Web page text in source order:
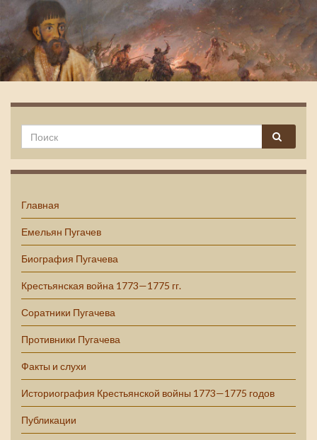
Емельян Пугачев
Главная
Емельян Пугачев
Биография Пугачева
Крестьянская война 1773—1775 гг.
Соратники Пугачева
Противники Пугачева
Факты и слухи
Историография Крестьянской войны 1773—1775 годов
Публикации